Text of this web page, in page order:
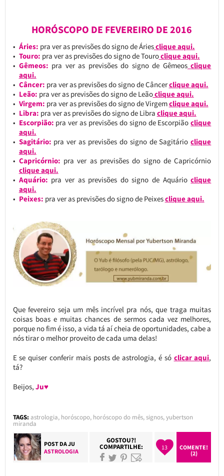
HORÓSCOPO DE FEVEREIRO DE 2016
Áries: pra ver as previsões do signo de Áriesclique aqui.
Touro: pra ver as previsões do signo de Touroclique aqui.
Gêmeos: pra ver as previsões do signo de Gêmeos clique
aqui.
Câncer: pra ver as previsões do signo de Câncerclique aqui.
Leão: pra ver as previsões do signo de Leãoclique aqui.
Virgem: pra ver as previsões do signo de Virgemclique aqui.
Libra: pra ver as previsões do signo de Libra clique aqui.
Escorpião: pra ver as previsões do signo de Escorpiãoclique
aqui.
Sagitário: pra ver as previsões do signo de Sagitárioclique
aqui.
Capricórnio: pra ver as previsões do signo de Capricórnio
clique aqui.
Aquário: pra ver as previsões do signo de Aquário clique
aqui.
Peixes: pra ver as previsões do signo de Peixesclique aqui.
Que fevereiro seja um mês incrível pra nós, que traga muitas
coisas boas e muitas chances de sermos cada vez melhores,
porque no fim é isso, a vida tá aí cheia de oportunidades, cabe a
nós tirar o melhor proveito de cada uma delas!
E se quiser conferir mais posts de astrologia, é só clicar aqui,
tá?
Beijos, Ju♥
TAGS: astrologia, horóscopo, horóscopo do mês,signos,yubertson
miranda
POST DAJU
ASTROLOGIA
GOSTOU?!
COMPARTILHE: 13
COMENTE!
(2)